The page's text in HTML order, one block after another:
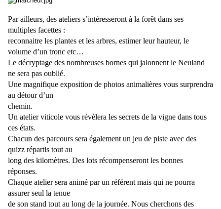
Par ailleurs, des ateliers s’intéresseront à la forêt dans ses
multiples facettes :
reconnaitre les plantes et les arbres, estimer leur hauteur, le
volume d’un tronc etc…
Le décryptage des nombreuses bornes qui jalonnent le Neuland
ne sera pas oublié.
Une magnifique exposition de photos animalières vous surprendra
au détour d’un
chemin.
Un atelier viticole vous révèlera les secrets de la vigne dans tous
ces états.
Chacun des parcours sera également un jeu de piste avec des
quizz répartis tout au
long des kilomètres. Des lots récompenseront les bonnes
réponses.
Chaque atelier sera animé par un référent mais qui ne pourra
assurer seul la tenue
de son stand tout au long de la journée. Nous cherchons des